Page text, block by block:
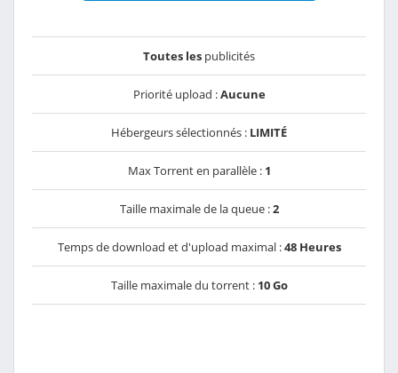
Toutes les publicités
Priorité upload :Aucune
Hébergeurs sélectionnés : LIMITÉ
Max Torrent en parallèle : 1
Taille maximale de la queue :2
Temps de download et d'upload maximal :48 Heures
Taille maximale du torrent : 10 Go